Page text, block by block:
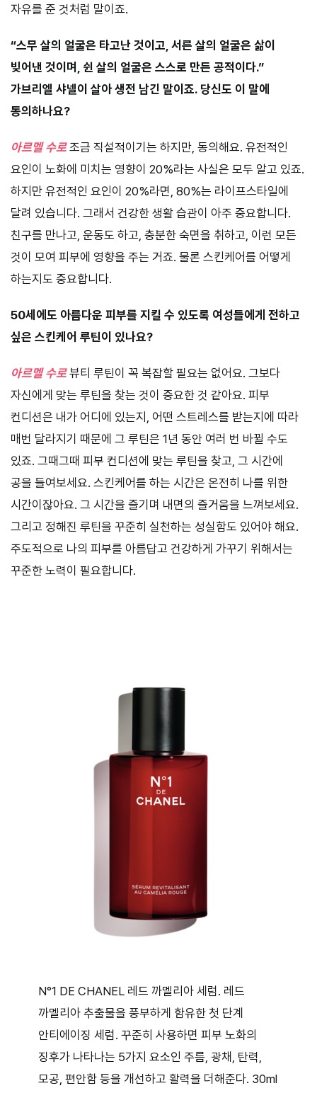
자유를 준 것처럼 말이죠.
“스무 살의 얼굴은 타고난 것이고, 서른 살의 얼굴은 삶이
빚어낸 것이며, 쉰 살의 얼굴은 스스로 만든 공적이다.”
가브리엘 샤넬이 살아 생전 남긴 말이죠. 당신도 이 말에
동의하나요?
아르멜 수로 조금 직설적이기는 하지만, 동의해요. 유전적인
요인이 노화에 미치는 영향이 20%라는 사실은 모두 알고 있죠.
하지만 유전적인 요인이 20%라면, 80%는 라이프스타일에
달려 있습니다. 그래서 건강한 생활 습관이 아주 중요합니다.
친구를 만나고, 운동도 하고, 충분한 숙면을 취하고, 이런 모든
것이 모여 피부에 영향을 주는 거죠. 물론 스킨케어를 어떻게
하는지도 중요합니다.
50세에도 아름다운 피부를 지킬 수 있도록 여성들에게 전하고
싶은 스킨케어 루틴이 있나요?
아르멜 수로뷰티 루틴이 꼭 복잡할 필요는 없어요. 그보다
자신에게 맞는 루틴을 찾는 것이 중요한 것 같아요. 피부
컨디션은 내가 어디에 있는지, 어떤 스트레스를 받는지에 따라
매번 달라지기 때문에 그 루틴은 1년 동안 여러 번 바뀔 수도
있죠. 그때그때 피부 컨디션에 맞는 루틴을 찾고, 그 시간에
공을 들여보세요. 스킨케어를 하는 시간은 온전히 나를 위한
시간이잖아요. 그 시간을 즐기며 내면의 즐거움을 느껴보세요.
그리고 정해진 루틴을 꾸준히 실천하는 성실함도 있어야 해요.
주도적으로 나의 피부를 아름답고 건강하게 가꾸기 위해서는
꾸준한 노력이 필요합니다.
N°1 DE CHANEL 레드 까멜리아 세럼. 레드
까멜리아 추출물을 풍부하게 함유한 첫 단계
안티에이징 세럼. 꾸준히 사용하면 피부 노화의
징후가 나타나는 5가지 요소인 주름, 광채, 탄력,
모공, 편안함 등을 개선하고 활력을 더해준다. 30ml